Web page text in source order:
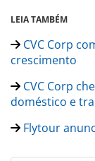
LEIA TAMBÉM
CVC Corp
crescimento
CVC Corp
doméstico e
Flytour